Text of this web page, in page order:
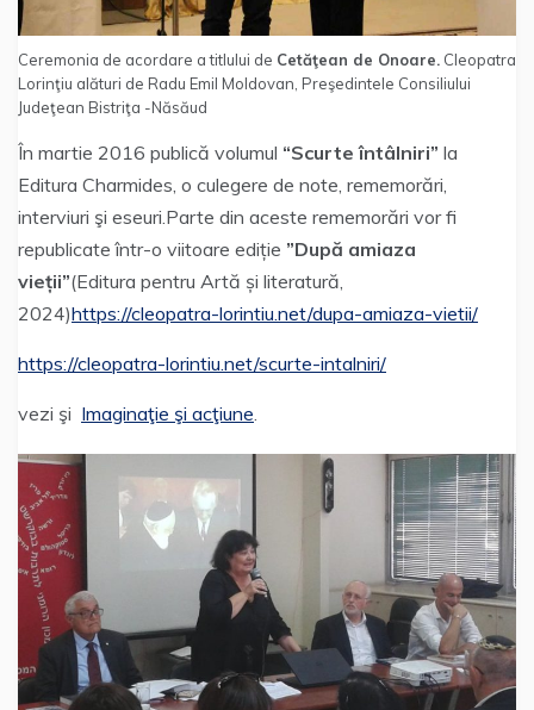
Ceremonia de acordare a titlului de Cetăţean de Onoare. Cleopatra
Lorinţiu alături de Radu Emil Moldovan, Preşedintele Consiliului
Judeţean Bistriţa -Năsăud
În martie 2016 publică volumul “Scurte întâlniri” la
Editura Charmides, o culegere de note, rememorări,
interviuri şi eseuri.Parte din aceste rememorări vor fi
republicate într-o viitoare ediție ”După amiaza
vieții”(Editura pentru Artă și literatură,
2024)https://cleopatra-lorintiu.net/dupa-amiaza-vietii/
https://cleopatra-lorintiu.net/scurte-intalniri/
vezi şi Imaginaţie şi acţiune.